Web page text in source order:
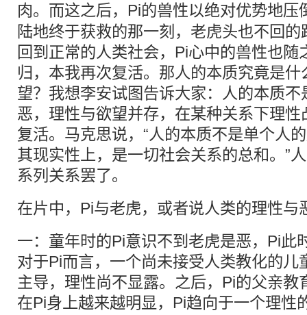
肉。而这之后，Pi的兽性以绝对优势地压
陆地终于获救的那一刻，老虎头也不回
回到正常的人类社会，Pi心中的兽性也随
归，本我再次复活。那人的本质究竟是
望？我想李安试图告诉大家：人的本质
恶，理性与欲望并存，在某种关系下理
复活。马克思说，“人的本质不是单个人
其现实性上，是一切社会关系的总和。”
系列关系罢了。
在片中，Pi与老虎，或者说人类的理性与
一：童年时的Pi意识不到老虎是恶，Pi此
对于Pi而言，一个尚未接受人类教化的儿
主导，理性尚不显露。之后，Pi的父亲教
在Pi身上越来越明显，Pi趋向于一个理性